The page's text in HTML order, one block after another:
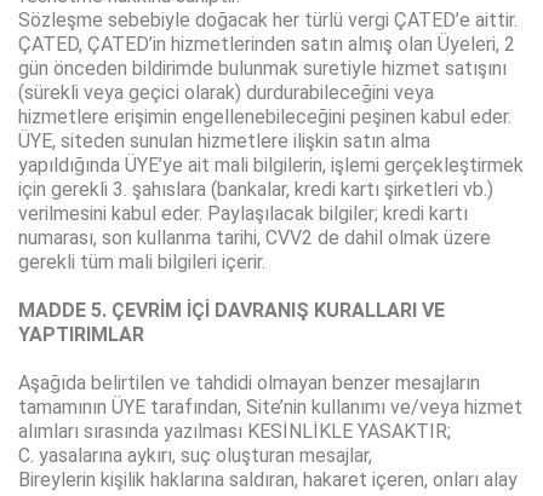
Sözleşme sebebiyle doğacak her türlü vergi ÇATED’e aittir.
ÇATED, ÇATED’in hizmetlerinden satın almış olan Üyeleri, 2
gün önceden bildirimde bulunmak suretiyle hizmet satışını
(sürekli veya geçici olarak) durdurabileceğini veya
hizmetlere erişimin engellenebileceğini peşinen kabul eder.
ÜYE, siteden sunulan hizmetlere ilişkin satın alma
yapıldığında ÜYE’ye ait mali bilgilerin, işlemi gerçekleştirmek
için gerekli 3. şahıslara (bankalar, kredi kartı şirketleri vb.)
verilmesini kabul eder. Paylaşılacak bilgiler; kredi kartı
numarası, son kullanma tarihi, CVV2 de dahil olmak üzere
gerekli tüm mali bilgileri içerir.
MADDE 5. ÇEVRİM İÇİ DAVRANIŞ KURALLARI VE
YAPTIRIMLAR
Aşağıda belirtilen ve tahdidi olmayan benzer mesajların
tamamının ÜYE tarafından, Site’nin kullanımı ve/veya hizmet
alımları sırasında yazılması KESİNLİKLE YASAKTIR;
C. yasalarına aykırı, suç oluşturan mesajlar,
Bireylerin kişilik haklarına saldıran, hakaret içeren, onları alay